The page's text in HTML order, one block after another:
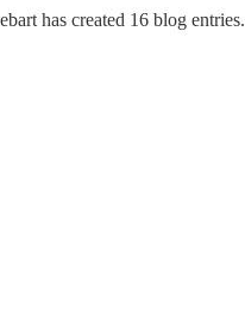
has created 16 blog entries.